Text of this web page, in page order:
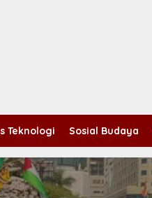
Teknologi Sosial Budaya